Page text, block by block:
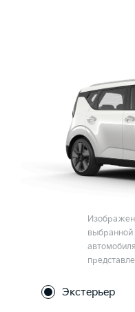
выбранной
Экстерьер